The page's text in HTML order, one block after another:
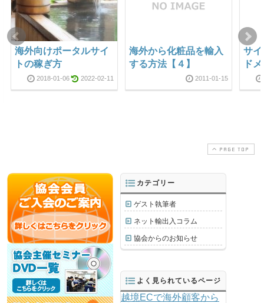
海外向けポータルサイ
トの稼ぎ方
2018-01-06 2022-02-11
海外から化粧品を輸入
する方法【４】
2011-01-15
サ
ド
PAGE TOP
カテゴリー
ゲスト執筆者
ネット輸出入コラム
協会からのお知らせ
よく見られているページ
越境ECで海外顧客から